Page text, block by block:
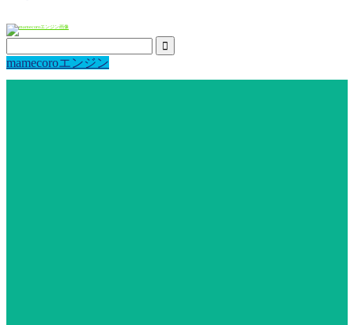
mamecoroエンジン